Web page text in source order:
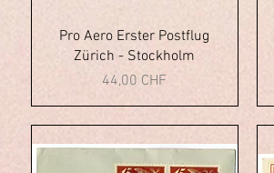
Vista rapida
Pro Aero Erster Postflug
Zürich - Stockholm
Prezzo
44,00 CHF